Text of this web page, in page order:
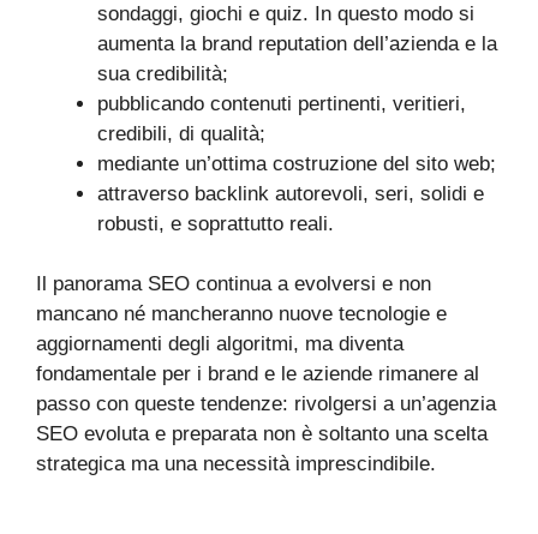
sondaggi, giochi e quiz. In questo modo si
aumenta la brand reputation dell’azienda e la
sua credibilità;
pubblicando contenuti pertinenti, veritieri,
credibili, di qualità;
mediante un’ottima costruzione del sito web;
attraverso backlink autorevoli, seri, solidi e
robusti, e soprattutto reali.
Il panorama SEO continua a evolversi e non
mancano né mancheranno nuove tecnologie e
aggiornamenti degli algoritmi, ma diventa
fondamentale per i brand e le aziende rimanere al
passo con queste tendenze: rivolgersi a un’agenzia
SEO evoluta e preparata non è soltanto una scelta
strategica ma una necessità imprescindibile.